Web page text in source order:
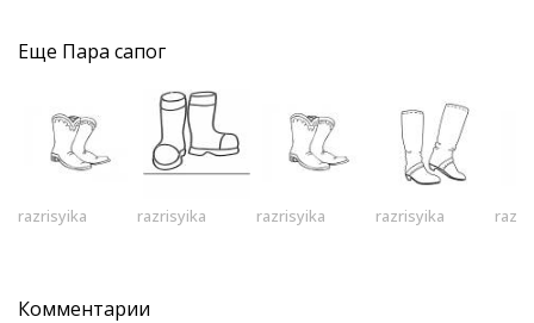
Еще Пара сапог
razrisyika razrisyika razrisyika razrisyika
Комментарии